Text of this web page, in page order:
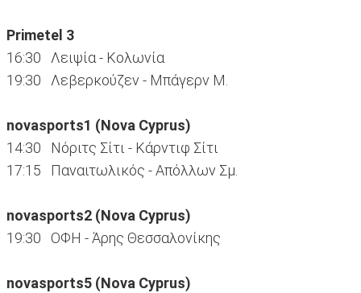
Primetel 3
16:30 Λειψία - Κολωνία
19:30 Λεβερκούζεν - Μπάγερν Μ.
novasports1 (Nova Cyprus)
14:30 Νόριτς Σίτι - Κάρντιφ Σίτι
17:15 Παναιτωλικός - Απόλλων Σμ.
novasports2 (Nova Cyprus)
19:30 ΟΦΗ - Άρης Θεσσαλονίκης
novasports5 (Nova Cyprus)